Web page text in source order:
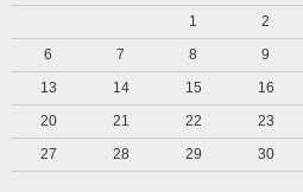
1
2
6
7 8 9
13
14 15 16
20
21 22 23
27
28 29 30